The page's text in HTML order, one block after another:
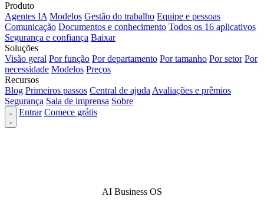
Produto
Agentes IA Modelos Gestão do trabalho Equipe e pessoas
Comunicação Documentos e conhecimento Todos os 16 aplicativos
Segurança e confiança Baixar
Soluções
Visão geral Por função Por departamento Por tamanho Por setor Por
necessidade Modelos Preços
Recursos
Blog Primeiros passos Central de ajuda Avaliações e prêmios
Segurança Sala de imprensa Sobre
Entrar Comece grátis
AI Business OS